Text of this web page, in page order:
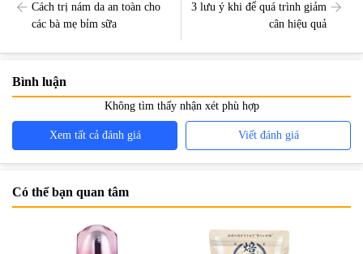
Cách trị nám da an toàn cho
các bà mẹ bỉm sữa
3 lưu ý khi để quá trình giảm
cân hiệu quả
Bình luận
Không tìm thấy nhận xét phù hợp
Xem tất cả đánh giá Viết đánh giá
Có thể bạn quan tâm